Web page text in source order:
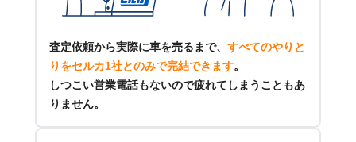
査定依頼から実際に車を売るまで、 すべてのやりと
りをセルカ1社とのみで完結できます。
しつこい営業電話もないので疲れてしまうこともあ
りません。